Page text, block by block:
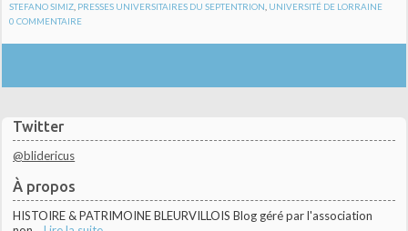
Twitter
@blidericus
À propos
HISTOIRE & PATRIMOINE BLEURVILLOIS Blog géré par l'association
STEFANO SIMIZ, PRESSES UNIVERSITAIRES DU SEPTENTRION, UNIVERSITÉ DE LORRAINE
0 COMMENTAIRE